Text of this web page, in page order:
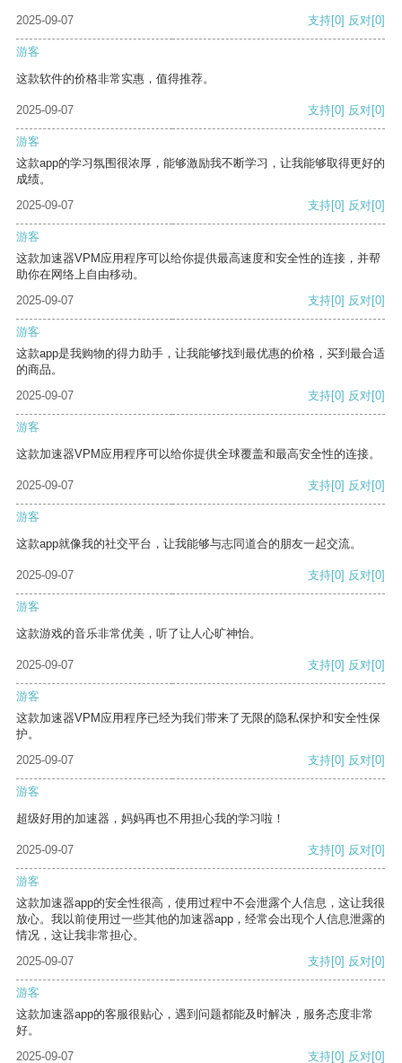
2025-09-07 支持[0] 反对[0]
游客
这款软件的价格非常实惠，值得推荐。
2025-09-07 支持[0] 反对[0]
游客
这款app的学习氛围很浓厚，能够激励我不断学习，让我能够取得更好的
成绩。
2025-09-07
支持[0] 反对[0]
游客
这款加速器VPM应用程序可以给你提供最高速度和安全性的连接，并帮
助你在网络上自由移动。
2025-09-07
支持[0] 反对[0]
游客
这款app是我购物的得力助手，让我能够找到最优惠的价格，买到最合适
的商品。
2025-09-07
支持[0] 反对[0]
游客
这款加速器VPM应用程序可以给你提供全球覆盖和最高安全性的连接。
2025-09-07 支持[0] 反对[0]
游客
这款app就像我的社交平台，让我能够与志同道合的朋友一起交流。
2025-09-07 支持[0] 反对[0]
游客
这款游戏的音乐非常优美，听了让人心旷神怡。
2025-09-07 支持[0] 反对[0]
游客
这款加速器VPM应用程序已经为我们带来了无限的隐私保护和安全性保
护。
2025-09-07
支持[0] 反对[0]
游客
超级好用的加速器，妈妈再也不用担心我的学习啦！
2025-09-07 支持[0] 反对[0]
游客
这款加速器app的安全性很高，使用过程中不会泄露个人信息，这让我很
放心。我以前使用过一些其他的加速器app，经常会出现个人信息泄露的
情况，这让我非常担心。
2025-09-07
支持[0] 反对[0]
游客
这款加速器app的客服很贴心，遇到问题都能及时解决，服务态度非常
好。
2025-09-07
支持[0] 反对[0]